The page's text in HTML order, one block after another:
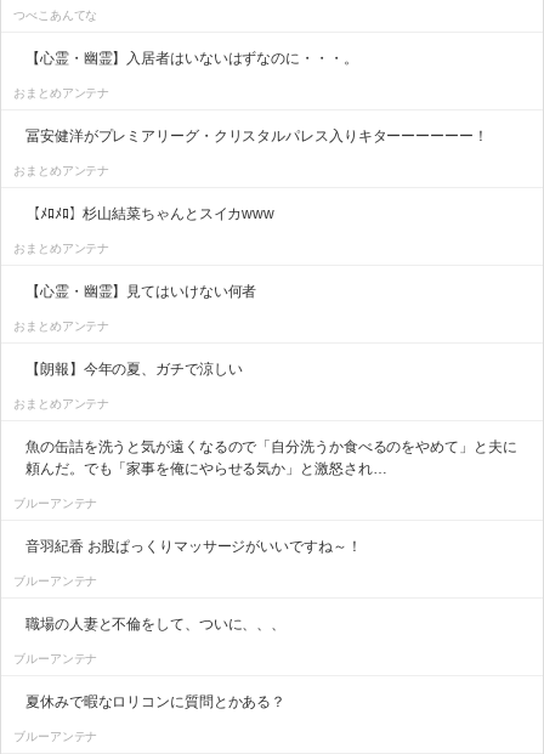
つべこあんてな
【心霊・幽霊】入居者はいないはずなのに・・・。
おまとめアンテナ
冨安健洋がプレミアリーグ・クリスタルパレス入りキターーーーーー！
おまとめアンテナ
【ﾒﾛﾒﾛ】杉山結菜ちゃんとスイカwww
おまとめアンテナ
【心霊・幽霊】見てはいけない何者
おまとめアンテナ
【朗報】今年の夏、ガチで涼しい
おまとめアンテナ
魚の缶詰を洗うと気が遠くなるので「自分洗うか食べるのをやめて」と夫に
頼んだ。でも「家事を俺にやらせる気か」と激怒され…
ブルーアンテナ
音羽紀香 お股ぱっくりマッサージがいいですね～！
ブルーアンテナ
職場の人妻と不倫をして、ついに、、、
ブルーアンテナ
夏休みで暇なロリコンに質問とかある？
ブルーアンテナ